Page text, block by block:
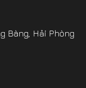
Bàng, Hải Phòng